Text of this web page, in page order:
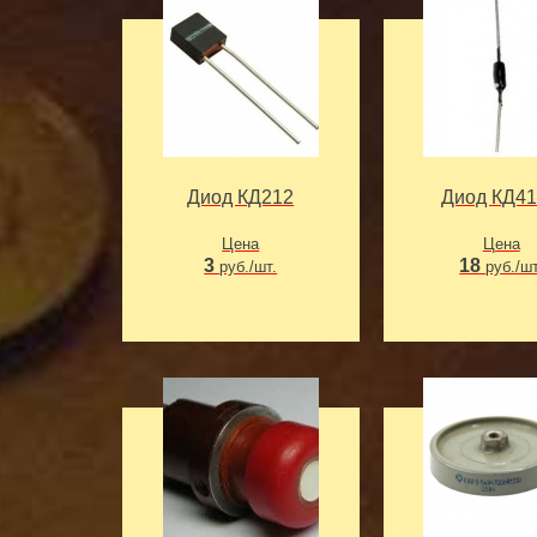
Диод КД212
Цена
3руб./шт.
Диод
Цена
18руб./